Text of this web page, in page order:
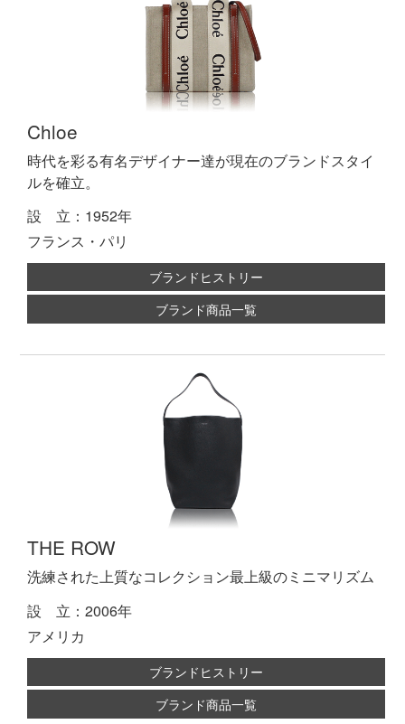
Chloe
時代を彩る有名デザイナー達が現在のブランドスタイ
ルを確立。
設 立：1952年
フランス・パリ
ブランドヒストリー
ブランド商品一覧
THE ROW
洗練された上質なコレクション最上級のミニマリズム
設 立：2006年
アメリカ
ブランドヒストリー
ブランド商品一覧